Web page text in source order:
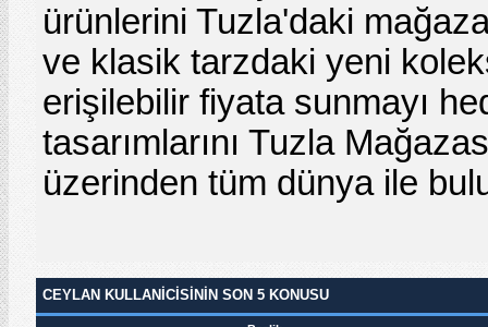
ürünlerini Tuzla'daki
ve klasik tarzdaki yeni
erişilebilir fiyata sunmayı
tasarımlarını Tuzla
üzerinden tüm dünya ile
CEYLAN KULLANICISININ SON 5 KONUSU